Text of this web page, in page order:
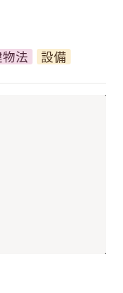
法 設備